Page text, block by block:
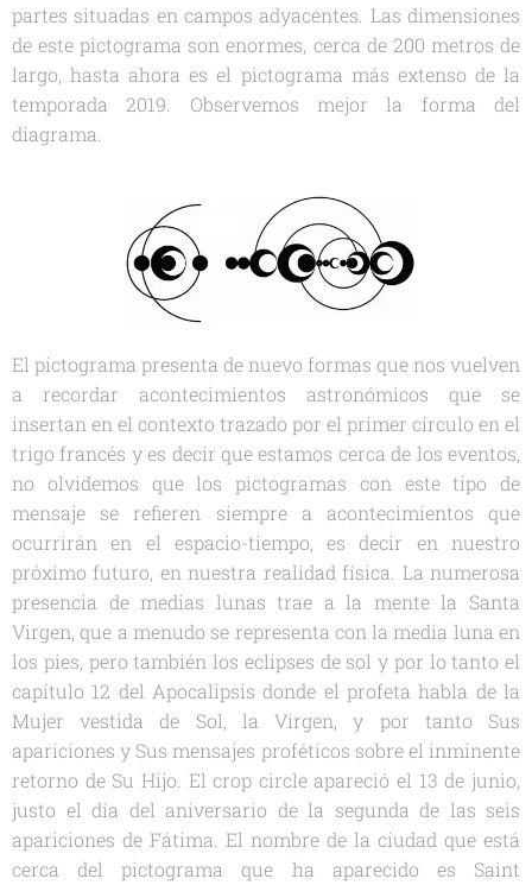
partes situadas en campos adyacentes. Las dimensiones
de este pictograma son enormes, cerca de 200 metros de
largo, hasta ahora es el pictograma más extenso de la
temporada 2019. Observemos mejor la forma del
diagrama.
El pictograma presenta de nuevo formas que nos vuelven
a recordar acontecimientos astronómicos que se
insertan en el contexto trazado por el primer círculo en el
trigo francés y es decir que estamos cerca de los eventos,
no olvidemos que los pictogramas con este tipo de
mensaje se refieren siempre a acontecimientos que
ocurrirán en el espacio-tiempo, es decir en nuestro
próximo futuro, en nuestra realidad física. La numerosa
presencia de medias lunas trae a la mente la Santa
Virgen, que a menudo se representa con la media luna en
los pies, pero también los eclipses de sol y por lo tanto el
capítulo 12 del Apocalipsis donde el profeta habla de la
Mujer vestida de Sol, la Virgen, y por tanto Sus
apariciones y Sus mensajes proféticos sobre el inminente
retorno de Su Hijo. El crop circle apareció el 13 de junio,
justo el día del aniversario de la segunda de las seis
apariciones de Fátima. El nombre de la ciudad que está
cerca del pictograma que ha aparecido es Saint